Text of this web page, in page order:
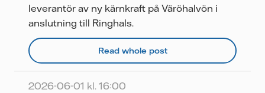
leverantör av ny kärnkraft på Väröhalvön i
anslutning till Ringhals.
Read whole post
2026-06-01 kl. 16:00